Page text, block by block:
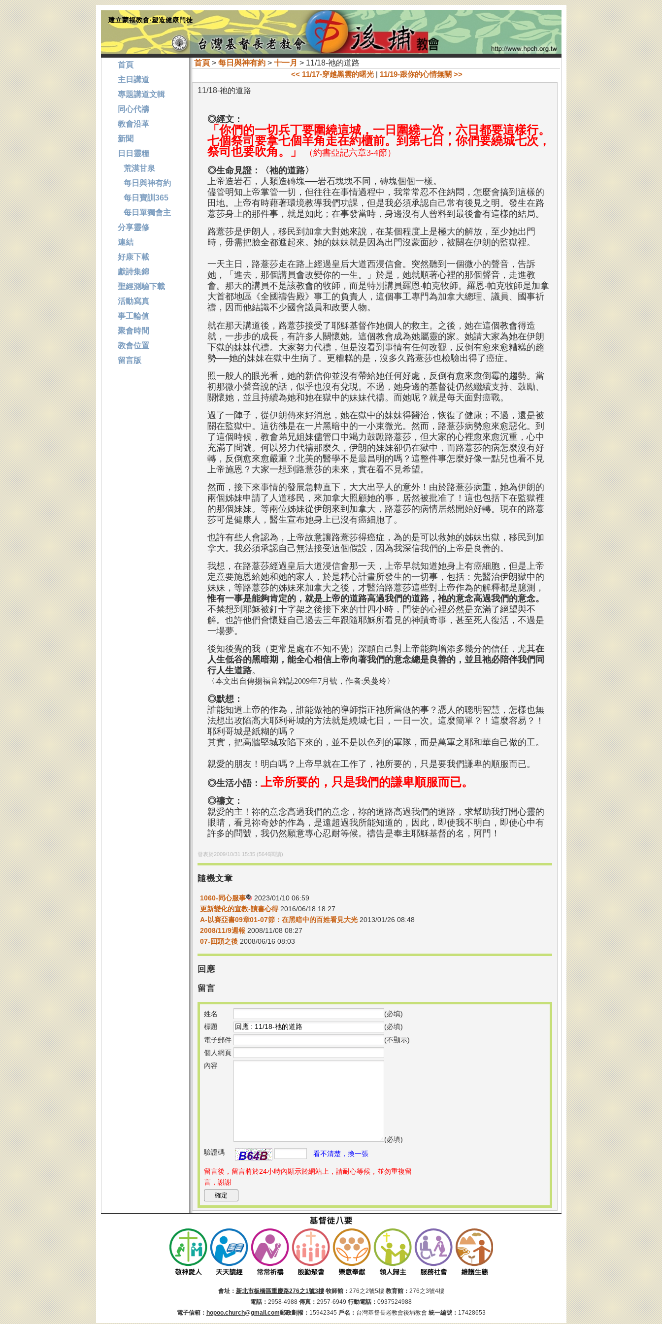
建立蒙福教會‧塑造健康門徒
首頁> 每日與神有約> 十一月 > 11/18-祂的道路
<< 11/17-穿越黑雲的曙光 | 11/19-跟你的心情無關 >>
11/18-祂的道路
◎經文：
「你們的一切兵丁要圍繞這城，一日圍繞一次，六日都要這樣行。
七個祭司要拿七個羊角走在約櫃前。到第七日，你們要繞城七次，
祭司也要吹角。」
（約書亞記六章3-4節）
◎生命見證：〈祂的道路〉
上帝造岩石，人類造磚塊──岩石塊塊不同，磚塊個個一樣。
儘管明知上帝掌管一切，但往往在事情過程中，我常常忍不住納悶，怎麼會搞到這樣的
田地。上帝有時藉著環境教導我們功課，但是我必須承認自己常有後見之明。發生在路
薏莎身上的那件事，就是如此；在事發當時，身邊沒有人曾料到最後會有這樣的結局。
路薏莎是伊朗人，移民到加拿大對她來說，在某個程度上是極大的解放，至少她出門
時，毋需把臉全都遮起來。她的妹妹就是因為出門沒蒙面紗，被關在伊朗的監獄裡。
一天主日，路薏莎走在路上經過皇后大道西浸信會。突然聽到一個微小的聲音，告訴
她，「進去，那個講員會改變你的一生。」於是，她就順著心裡的那個聲音，走進教
會。那天的講員不是該教會的牧師，而是特別講員羅恩‧帕克牧師。羅恩‧帕克牧師是加拿
大首都地區《全國禱告殿》事工的負責人，這個事工專門為加拿大總理、議員、國事祈
禱，因而他結識不少國會議員和政要人物。
就在那天講道後，路薏莎接受了耶穌基督作她個人的救主。之後，她在這個教會得造
就，一步步的成長，有許多人關懷她。這個教會成為她屬靈的家。她請大家為她在伊朗
下獄的妹妹代禱。大家努力代禱，但是沒看到事情有任何改觀，反倒有愈來愈糟糕的趨
勢──她的妹妹在獄中生病了。更糟糕的是，沒多久路薏莎也檢驗出得了癌症。
照一般人的眼光看，她的新信仰並沒有帶給她任何好處，反倒有愈來愈倒霉的趨勢。當
初那微小聲音說的話，似乎也沒有兌現。不過，她身邊的基督徒仍然繼續支持、鼓勵、
關懷她，並且持續為她和她在獄中的妹妹代禱。而她呢？就是每天面對癌戰。
過了一陣子，從伊朗傳來好消息，她在獄中的妹妹得醫治，恢復了健康；不過，還是被
關在監獄中。這彷彿是在一片黑暗中的一小束微光。然而，路薏莎病勢愈來愈惡化。到
了這個時候，教會弟兄姐妹儘管口中竭力鼓勵路薏莎，但大家的心裡愈來愈沉重，心中
充滿了問號。何以努力代禱那麼久，伊朗的妹妹卻仍在獄中，而路薏莎的病怎麼沒有好
轉，反倒愈來愈嚴重？北美的醫學不是最昌明的嗎？這整件事怎麼好像一點兒也看不見
上帝施恩？大家一想到路薏莎的未來，實在看不見希望。
然而，接下來事情的發展急轉直下，大大出乎人的意外！由於路薏莎病重，她為伊朗的
兩個姊妹申請了人道移民，來加拿大照顧她的事，居然被批准了！這也包括下在監獄裡
的那個妹妹。等兩位姊妹從伊朗來到加拿大，路薏莎的病情居然開始好轉。現在的路薏
莎可是健康人，醫生宣布她身上已沒有癌細胞了。
也許有些人會認為，上帝故意讓路薏莎得癌症，為的是可以救她的姊妹出獄，移民到加
拿大。我必須承認自己無法接受這個假設，因為我深信我們的上帝是良善的。
我想，在路薏莎經過皇后大道浸信會那一天，上帝早就知道她身上有癌細胞，但是上帝
定意要施恩給她和她的家人，於是精心計畫所發生的一切事，包括：先醫治伊朗獄中的
妹妹，等路薏莎的姊妹來加拿大之後，才醫治路薏莎這些對上帝作為的解釋都是臆測，
惟有一事是能夠肯定的，就是上帝的道路高過我們的道路，祂的意念高過我們的意念。
不禁想到耶穌被釘十字架之後接下來的廿四小時，門徒的心裡必然是充滿了絕望與不
解。也許他們會懷疑自己過去三年跟隨耶穌所看見的神蹟奇事，甚至死人復活，不過是
一場夢。
後知後覺的我（更常是處在不知不覺）深願自己對上帝能夠增添多幾分的信任，尤其在
人生低谷的黑暗期，能全心相信上帝向著我們的意念總是良善的，並且祂必陪伴我們同
行人生道路。
〈本文出自傳揚福音雜誌2009年7月號，作者:吳蔓玲〉
◎默想：
誰能知道上帝的作為，誰能做祂的導師指正祂所當做的事？憑人的聰明智慧，怎樣也無
法想出攻陷高大耶利哥城的方法就是繞城七日，一日一次。這麼簡單？！這麼容易？！
耶利哥城是紙糊的嗎？
其實，把高牆堅城攻陷下來的，並不是以色列的軍隊，而是萬軍之耶和華自己做的工。
親愛的朋友！明白嗎？上帝早就在工作了，祂所要的，只是要我們謙卑的順服而已。
◎生活小語： 上帝所要的，只是我們的謙卑順服而已。
◎禱文：
親愛的主！祢的意念高過我們的意念，祢的道路高過我們的道路，求幫助我打開心靈的
眼睛，看見祢奇妙的作為，是遠超過我所能知道的，因此，即使我不明白，即使心中有
許多的問號，我仍然願意專心忍耐等候。禱告是奉主耶穌基督的名，阿門！
發表於2009/10/31 15:35(5646閱讀)
隨機文章
1060-同心服事
2023/01/10 06:59
更新變化的宣教-讀書心得2016/06/18 18:27
A-以賽亞書09章01-07節：在黑暗中的百姓看見大光2013/01/26 08:48
2008/11/9週報 2008/11/08 08:27
07-回頭之後2008/06/16 08:03
回應
留言
姓名
(必填)
標題
(必填)
電子郵件
(不顯示)
個人網頁
內容
(必填)
驗證碼
看不清楚，換一張
留言後，留言將於24小時內顯示於網站上，請耐心等候，並勿重複留
言，謝謝
首頁
主日講道
專題講道文輯
同心代禱
教會沿革
新聞
日日靈糧
荒漠甘泉
每日與神有約
每日寶訓365
每日單獨會主
分享靈修
連結
好康下載
獻詩集錦
聖經測驗下載
活動寫真
事工輪值
聚會時間
教會位置
留言版
會址： 新北市板橋區重慶路276之1號3樓 牧師館： 276之2號5樓 教育館： 276之3號4樓
電話： 2958-4988 傳真： 2957-6949 行動電話： 0937524988
電子信箱： hopoo.church@gmail.com郵政劃撥： 15942345 戶名： 台灣基督長老教會後埔教會 統一編號： 17428653